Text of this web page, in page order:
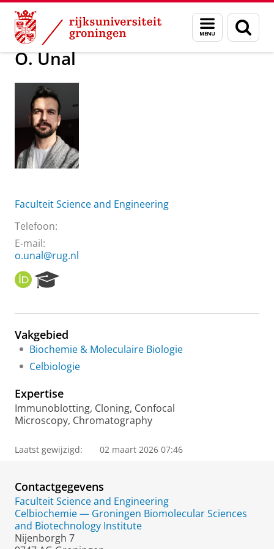
Skip
Content
Skip
Navigation
Menu
en
zoeken
Over ons Praktische zaken Waar vindt u ons O. Unal
O. Unal
Faculteit Science and Engineering
Telefoon:
E-mail:
o.unal@rug.nl
O
R
I
e
r
c
h
r
t
a
Vakgebied
Biochemie & Moleculaire Biologie
Celbiologie
Expertise
Immunoblotting, Cloning, Confocal
Microscopy, Chromatography
Laatst gewijzigd: 02 maart 2026 07:46
Contactgegevens
Faculteit Science and Engineering
Celbiochemie — Groningen Biomolecular Sciences
and Biotechnology Institute
Nijenborgh 7